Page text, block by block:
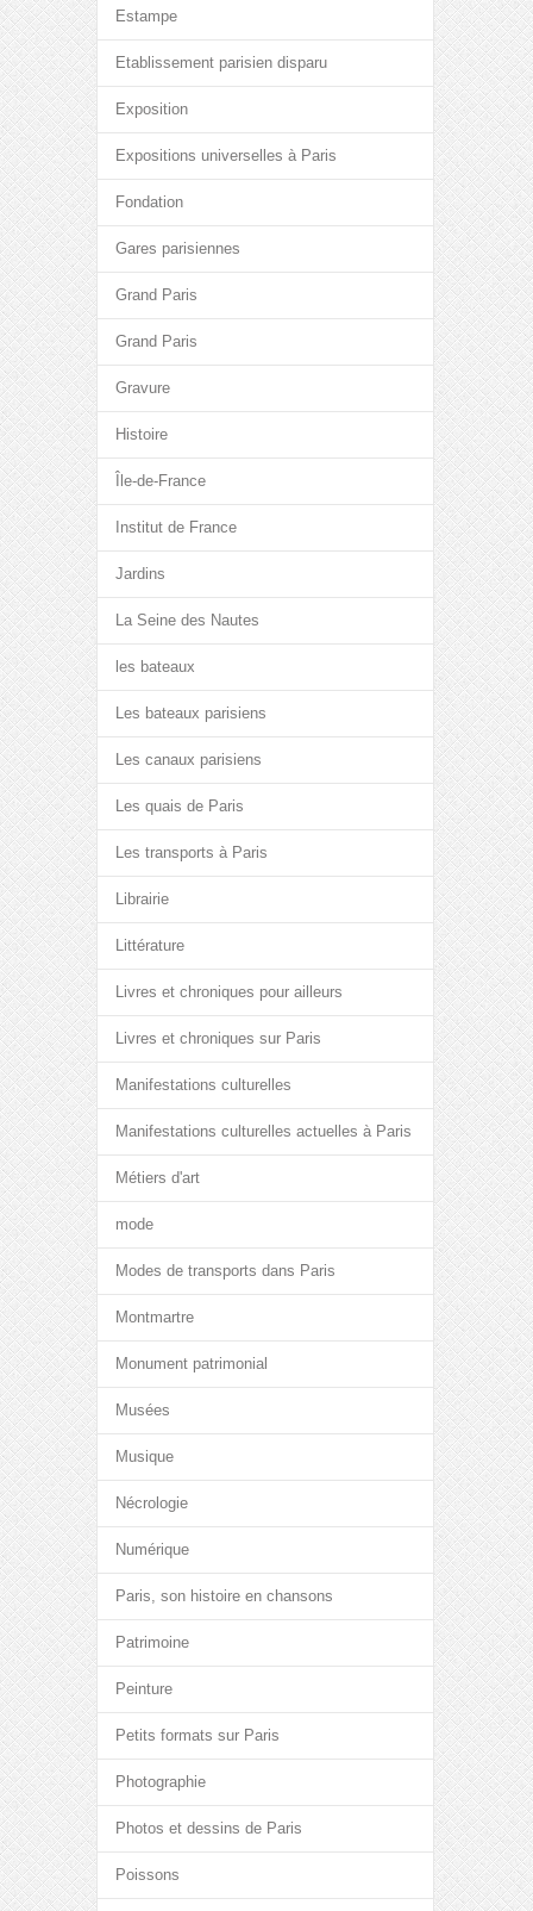
Estampe
Etablissement parisien disparu
Exposition
Expositions universelles à Paris
Fondation
Gares parisiennes
Grand Paris
Grand Paris
Gravure
Histoire
Île-de-France
Institut de France
Jardins
La Seine des Nautes
les bateaux
Les bateaux parisiens
Les canaux parisiens
Les quais de Paris
Les transports à Paris
Librairie
Littérature
Livres et chroniques pour ailleurs
Livres et chroniques sur Paris
Manifestations culturelles
Manifestations culturelles actuelles à Paris
Métiers d'art
mode
Modes de transports dans Paris
Montmartre
Monument patrimonial
Musées
Musique
Nécrologie
Numérique
Paris, son histoire en chansons
Patrimoine
Peinture
Petits formats sur Paris
Photographie
Photos et dessins de Paris
Poissons